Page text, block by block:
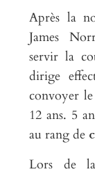
Après la
James
servir la
dirige
convoyer
12 ans. 5
au rang de
Lors de